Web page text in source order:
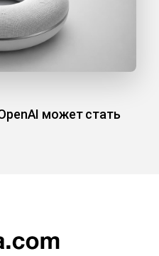
может стать